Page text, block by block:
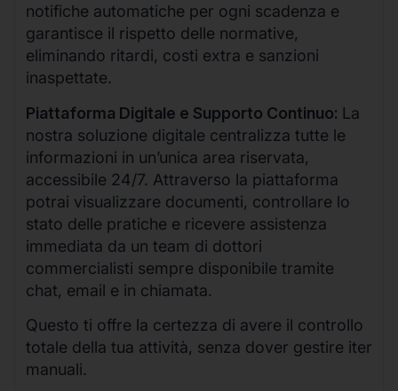
notifiche automatiche per ogni scadenza e
garantisce il rispetto delle normative,
eliminando ritardi, costi extra e sanzioni
inaspettate.
Piattaforma Digitale e Supporto Continuo: La
nostra soluzione digitale centralizza tutte le
informazioni in un’unica area riservata,
accessibile 24/7. Attraverso la piattaforma
potrai visualizzare documenti, controllare lo
stato delle pratiche e ricevere assistenza
immediata da un team di dottori
commercialisti sempre disponibile tramite
chat, email e in chiamata.
Questo ti offre la certezza di avere il controllo
totale della tua attività, senza dover gestire iter
manuali.